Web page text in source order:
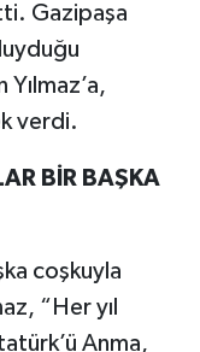
Gazipaşa
verdi.
BİR BAŞKA
coşkuyla
“Her yıl
Anma,